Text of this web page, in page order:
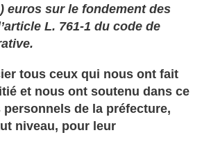
euros sur le fondement des
L. 761-1 du code de
tous ceux qui nous ont fait
et nous ont soutenu dans ce
de la préfecture,
niveau, pour leur